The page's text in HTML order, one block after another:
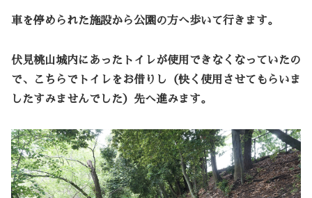
車を停められた施設から公園の方へ歩いて行きます。
伏見桃山城内にあったトイレが使用できなくなっていたの
で、こちらでトイレをお借りし（快く使用させてもらいま
したすみませんでした）先へ進みます。